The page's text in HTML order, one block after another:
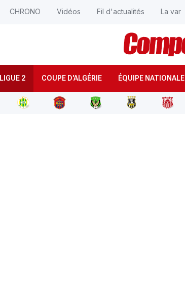
LIGUE 2 COUPE D'ALGÉRIE ÉQUIPE NATIONALE
CHRONO Vidéos Fil d'actualités La var